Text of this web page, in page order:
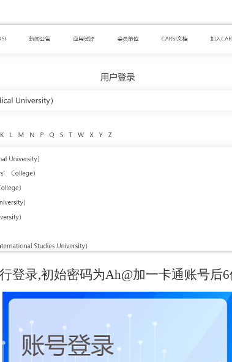
登录,初始密码为Ah@加一卡通账号后